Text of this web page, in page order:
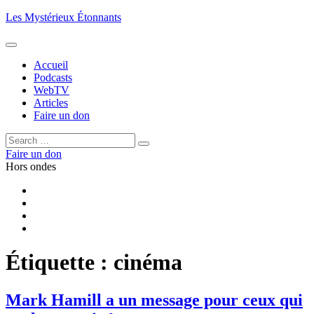
Aller
contenu
Les Mystérieux Étonnants
Accueil
Podcasts
WebTV
Articles
Faire un don
Rechercher :
Rechercher
Faire un don
Hors ondes
Étiquette : cinéma
Mark Hamill a un message pour ceux qui